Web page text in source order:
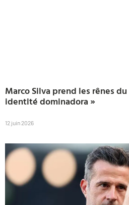
Marco Silva prend les rênes
identité dominadora »
12 juin 2026